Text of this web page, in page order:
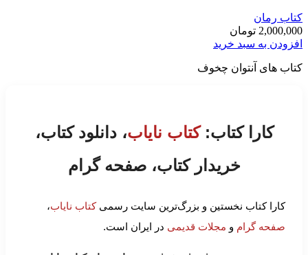
کتاب رمان
2,000,000 تومان
افزودن به سبد خرید
کتاب های آنتوان چخوف
کارا کتاب:کتاب نایاب، دانلود کتاب،
خریدار کتاب، صفحه گرام
کارا کتاب نخستین و بزرگ‌ترین سایت رسمیکتاب نایاب،
صفحه گرام و مجلات قدیمی در ایران است.